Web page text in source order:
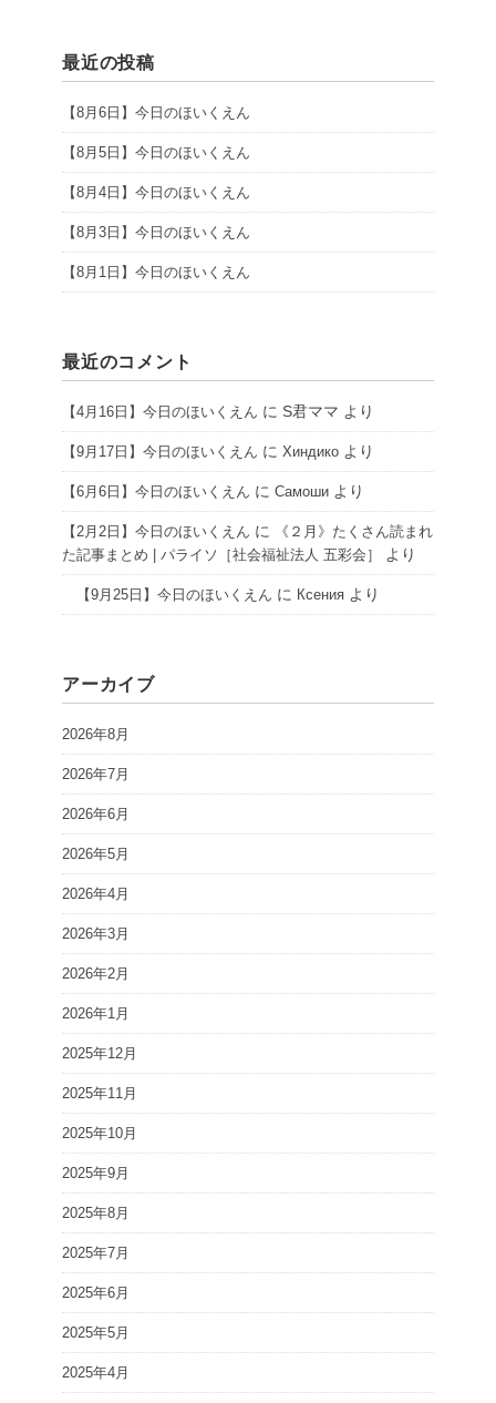
最近の投稿
【8月6日】今日のほいくえん
【8月5日】今日のほいくえん
【8月4日】今日のほいくえん
【8月3日】今日のほいくえん
【8月1日】今日のほいくえん
最近のコメント
【4月16日】今日のほいくえん に S君ママ より
【9月17日】今日のほいくえん に Хиндико より
【6月6日】今日のほいくえん に Самоши より
【2月2日】今日のほいくえん に
《２月》たくさん読まれ
た記事まとめ | パライソ［社会福祉法人 五彩会］
より
【9月25日】今日のほいくえん に Ксения より
アーカイブ
2026年8月
2026年7月
2026年6月
2026年5月
2026年4月
2026年3月
2026年2月
2026年1月
2025年12月
2025年11月
2025年10月
2025年9月
2025年8月
2025年7月
2025年6月
2025年5月
2025年4月